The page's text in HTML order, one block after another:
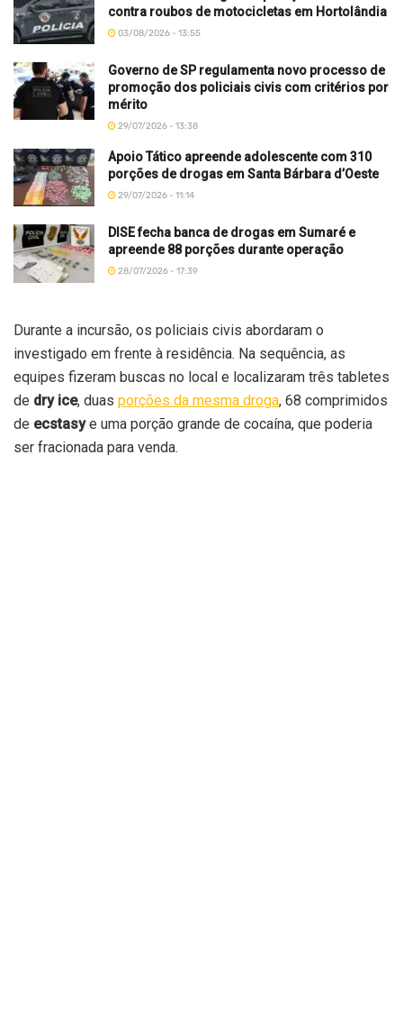
contra roubos de motocicletas em Hortolândia
03/08/2026 - 13:55
Governo de SP regulamenta novo processo de
promoção dos policiais civis com critérios por
mérito
29/07/2026 - 13:38
Apoio Tático apreende adolescente com 310
porções de drogas em Santa Bárbara d’Oeste
29/07/2026 - 11:14
DISE fecha banca de drogas em Sumaré e
apreende 88 porções durante operação
28/07/2026 - 17:39
Durante a incursão, os policiais civis abordaram o
investigado em frente à residência. Na sequência, as
equipes fizeram buscas no local e localizaram três tabletes
de dry ice, duas porções da mesma droga, 68 comprimidos
de ecstasye uma porção grande de cocaína, que poderia
ser fracionada para venda.